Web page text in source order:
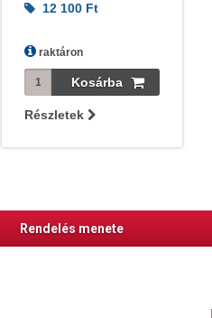
12 100 Ft
raktáron
Részletek
Rendelés menete